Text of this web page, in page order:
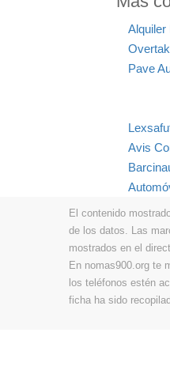
Alquiler
Pave
Avis
El contenido
de los datos. Las
mostrados en el
En nomas900.org te
los teléfonos estén
ficha ha sido